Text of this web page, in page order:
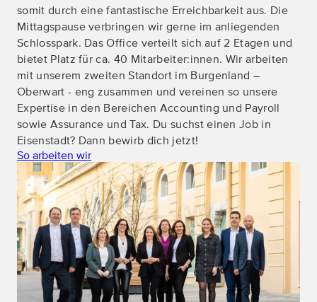
somit durch eine fantastische Erreichbarkeit aus. Die
Mittagspause verbringen wir gerne im anliegenden
Schlosspark. Das Office verteilt sich auf 2 Etagen und
bietet Platz für ca. 40 Mitarbeiter:innen. Wir arbeiten
mit unserem zweiten Standort im Burgenland –
Oberwart - eng zusammen und vereinen so unsere
Expertise in den Bereichen Accounting und Payroll
sowie Assurance und Tax. Du suchst einen Job in
Eisenstadt? Dann bewirb dich jetzt!
So arbeiten wir